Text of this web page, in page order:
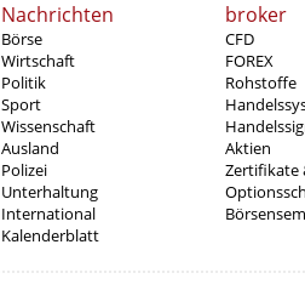
Nachrichten
Börse
Wirtschaft
Politik
Sport
Wissenschaft
Ausland
Polizei
Unterhaltung
International
Kalenderblatt
broker
CFD
FOREX
Rohstoffe
Aktien
Zertifikate